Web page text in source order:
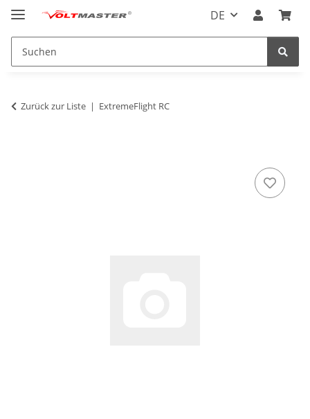
DE
Zurück zur Liste ExtremeFlight RC